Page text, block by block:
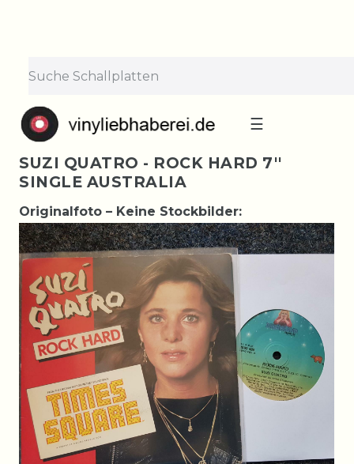
☰
SUZI QUATRO - ROCK HARD 7''
SINGLE AUSTRALIA
Originalfoto – Keine Stockbilder: